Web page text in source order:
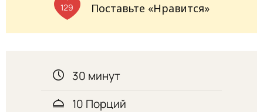
129 Поставьте «Нравится»
30 минут
10 Порций